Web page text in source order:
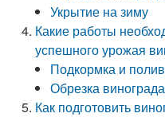
Укрытие на зиму
Какие работы
успешного урожая
Подкормка и
Обрезка
Как подготовить